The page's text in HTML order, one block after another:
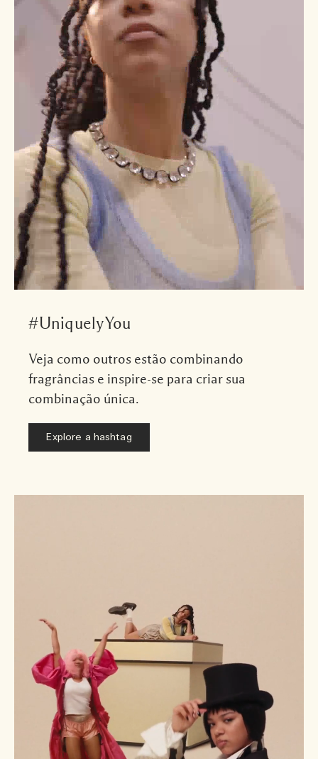
#UniquelyYou
Veja como outros estão combinando
fragrâncias e inspire-se para criar sua
combinação única.
Explore a hashtag